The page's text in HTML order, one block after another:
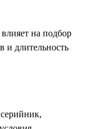
на подбор
и длительность